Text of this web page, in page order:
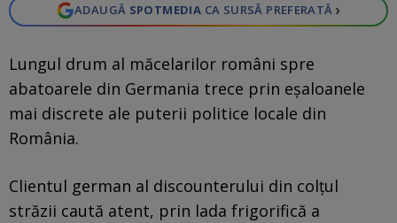
ADAUGĂ SPOTMEDIA CA SURSĂ PREFERATĂ ›
Lungul drum al măcelarilor români spre
abatoarele din Germania trece prin eșaloanele
mai discrete ale puterii politice locale din
România.
Clientul german al discounterului din colțul
străzii caută atent, prin lada frigorifică a